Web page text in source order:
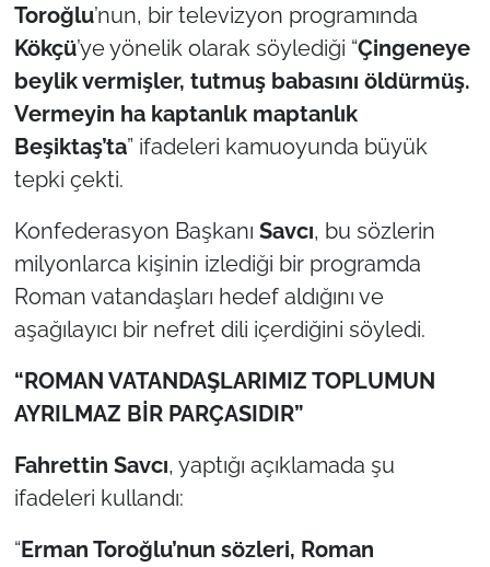
Toroğlu’nun, bir televizyon programında
Kökçü’ye yönelik olarak söylediği “Çingeneye
beylik vermişler, tutmuş babasını öldürmüş.
Vermeyin ha kaptanlık maptanlık
Beşiktaş’ta” ifadeleri kamuoyunda büyük
tepki çekti.
Konfederasyon Başkanı Savcı, bu sözlerin
milyonlarca kişinin izlediği bir programda
Roman vatandaşları hedef aldığını ve
aşağılayıcı bir nefret dili içerdiğini söyledi.
“ROMAN VATANDAŞLARIMIZ TOPLUMUN
AYRILMAZ BİR PARÇASIDIR”
Fahrettin Savcı, yaptığı açıklamada şu
ifadeleri kullandı:
“Erman Toroğlu’nun sözleri, Roman
Politika
Flaş Haber
Dış Haberler
İş Dünyası
Bilim Teknoloji
English News
Finans
Genel-A